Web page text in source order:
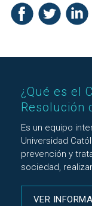
¿Qué es el
Resolución
Es un equipo
Universidad
prevención y
sociedad,
VER